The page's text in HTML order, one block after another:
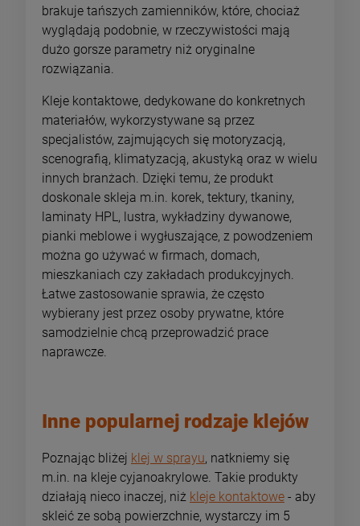
brakuje tańszych zamienników, które, chociaż
wyglądają podobnie, w rzeczywistości mają
dużo gorsze parametry niż oryginalne
rozwiązania.
Kleje kontaktowe, dedykowane do konkretnych
materiałów, wykorzystywane są przez
specjalistów, zajmujących się motoryzacją,
scenografią, klimatyzacją, akustyką oraz w wielu
innych branżach. Dzięki temu, że produkt
doskonale skleja m.in. korek, tektury, tkaniny,
laminaty HPL, lustra, wykładziny dywanowe,
pianki meblowe i wygłuszające, z powodzeniem
można go używać w firmach, domach,
mieszkaniach czy zakładach produkcyjnych.
Łatwe zastosowanie sprawia, że często
wybierany jest przez osoby prywatne, które
samodzielnie chcą przeprowadzić prace
naprawcze.
Inne popularnej rodzaje klejów
Poznając bliżej klej w sprayu, natkniemy się
m.in. na kleje cyjanoakrylowe. Takie produkty
działają nieco inaczej, niż kleje kontaktowe - aby
skleić ze sobą powierzchnie, wystarczy im 5